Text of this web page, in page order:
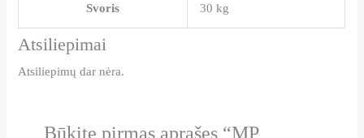
Svoris 30 kg
Atsiliepimai
Atsiliepimų dar nėra.
Būkite pirmas aprašęs “MP